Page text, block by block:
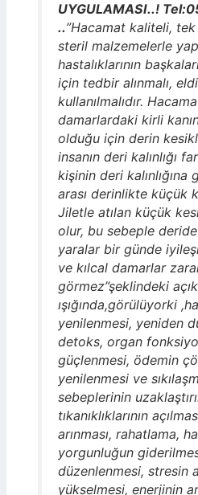
UYGULAMASI..!
..”Hacamat kaliteli, tek
steril malzemelerle
hastalıklarının
için tedbir alınmalı,
kullanılmalıdır.
damarlardaki kirli
olduğu için derin
insanın deri kalınlığı
kişinin deri kalınlığına
arası derinlikte küçük
Jiletle atılan küçük
olur, bu sebeple
yaralar bir günde
ve kılcal damarlar
görmez”şeklindeki
ışığında,görülüyorki
yenilenmesi, yeniden
detoks, organ
güçlenmesi, ödemin
yenilenmesi ve
sebeplerinin
tıkanıklıklarının
arınması, rahatlama,
yorgunluğun
düzenlenmesi, stresin
yükselmesi, enerjinin